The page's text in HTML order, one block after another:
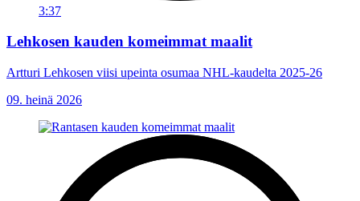
3:37
Lehkosen kauden komeimmat maalit
Artturi Lehkosen viisi upeinta osumaa NHL-kaudelta 2025-26
09. heinä 2026